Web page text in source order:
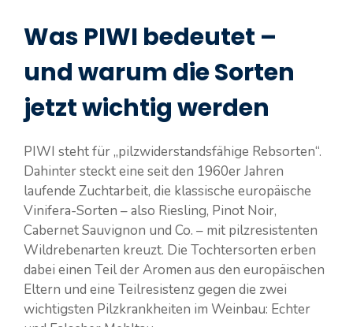
Was PIWI bedeutet –
und warum die Sorten
jetzt wichtig werden
PIWI steht für „pilzwiderstandsfähige Rebsorten“.
Dahinter steckt eine seit den 1960er Jahren
laufende Zuchtarbeit, die klassische europäische
Vinifera-Sorten – also Riesling, Pinot Noir,
Cabernet Sauvignon und Co. – mit pilzresistenten
Wildrebenarten kreuzt. Die Tochtersorten erben
dabei einen Teil der Aromen aus den europäischen
Eltern und eine Teilresistenz gegen die zwei
wichtigsten Pilzkrankheiten im Weinbau: Echter